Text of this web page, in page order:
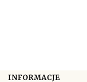
Linki w stopce
INFORMACJE